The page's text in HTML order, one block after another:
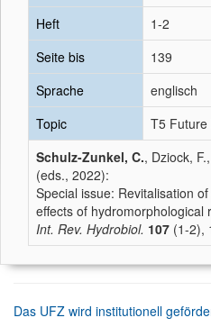
Heft
1-2
Seite bis
139
Sprache
englisch
Topic
T5 Future
Schulz-Zunkel, C., Dziock, F.,
(eds., 2022):
Special issue: Revitalisation
effects of hydromorphological
Int. Rev. Hydrobiol. 107 (1-2),
Das UFZ wird institutionell